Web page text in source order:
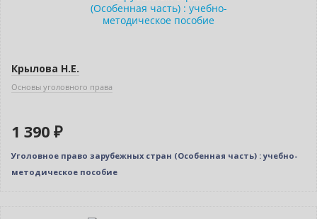
Крылова Н.Е.
Основы уголовного права
1 390 ₽
Уголовное право зарубежных стран (Особенная часть) : учебно-
методическое пособие